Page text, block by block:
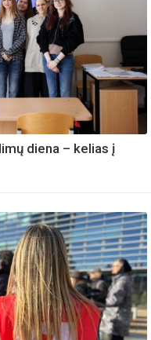
diena – kelias į